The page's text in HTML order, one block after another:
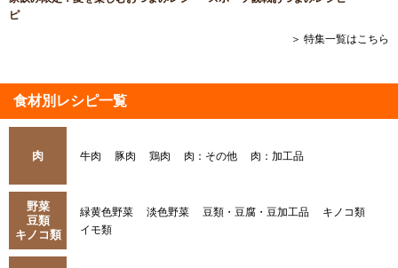
ピ
＞ 特集一覧はこちら
食材別レシピ一覧
肉 牛肉 豚肉 鶏肉 肉：その他 肉：加工品
野菜
豆類
キノコ類
緑黄色野菜 淡色野菜 豆類・豆腐・豆加工品
キノコ類
イモ類